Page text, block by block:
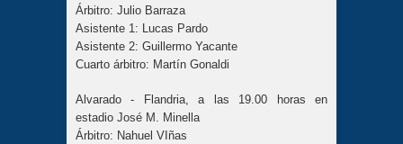
Árbitro: Julio Barraza
Asistente 1: Lucas Pardo
Asistente 2: Guillermo Yacante
Cuarto árbitro: Martín Gonaldi
Alvarado - Flandria, a las 19.00 horas en
estadio José M. Minella
Árbitro: Nahuel VIñas